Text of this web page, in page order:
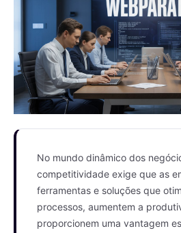
No mundo dinâmico dos
competitividade exige que as
ferramentas e soluções que
processos, aumentem a
proporcionem uma vantagem